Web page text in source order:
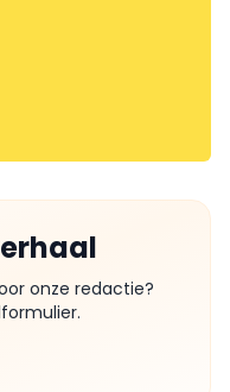
onze redactie?